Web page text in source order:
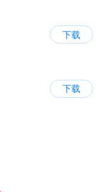
下载
下载